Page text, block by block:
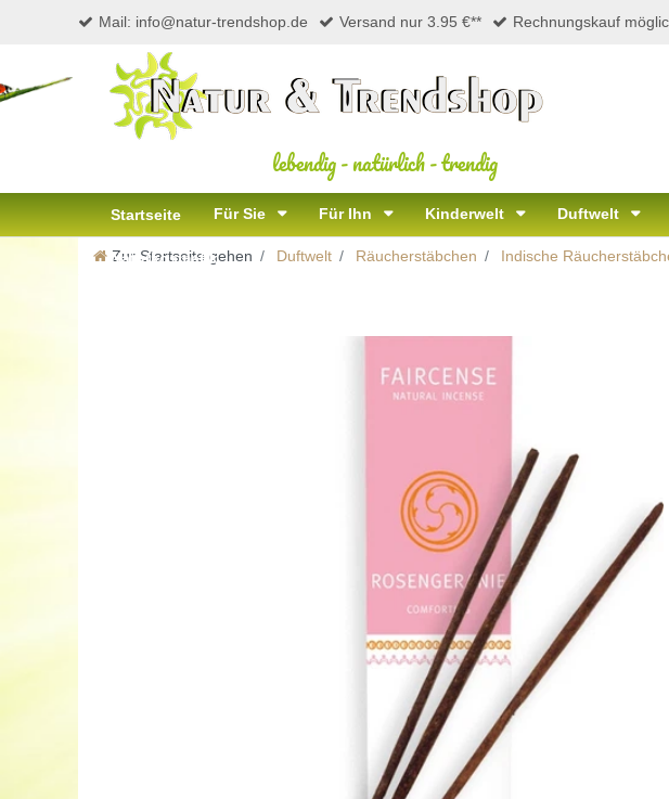
Mail: info@natur-trendshop.de Versand nur 3.95 €** Rechnungskauf
lebendig-natürlich-trendig
Startseite Für Sie Für Ihn Kinderwelt Duftwelt
Naturkosmetik
Zur Startseite gehen Duftwelt Räucherstäbchen Indische